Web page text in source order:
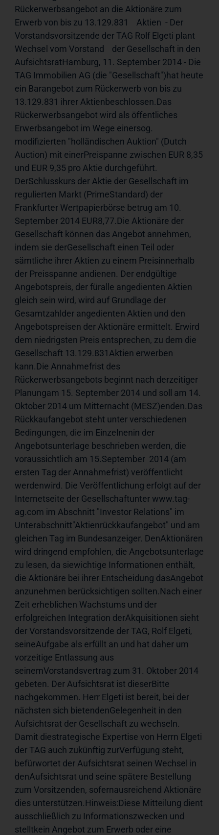
Rückerwerbsangebot an die Aktionäre zum
Erwerb von bis zu 13.129.831    Aktien  - Der
Vorstandsvorsitzende der TAG Rolf Elgeti plant
Wechsel vom Vorstand    der Gesellschaft in den
AufsichtsratHamburg, 11. September 2014 - Die
TAG Immobilien AG (die "Gesellschaft")hat heute
ein Barangebot zum Rückerwerb von bis zu
13.129.831 ihrer Aktienbeschlossen.Das
Rückerwerbsangebot wird als öffentliches
Erwerbsangebot im Wege einersog.
modifizierten "holländischen Auktion" (Dutch
Auction) mit einerPreispanne zwischen EUR 8,35
und EUR 9,35 pro Aktie durchgeführt.
DerSchlusskurs der Aktie der Gesellschaft im
regulierten Markt (PrimeStandard) der
Frankfurter Wertpapierbörse betrug am 10.
September 2014 EUR8,77.Die Aktionäre der
Gesellschaft können das Angebot annehmen,
indem sie derGesellschaft einen Teil oder
sämtliche ihrer Aktien zu einem Preisinnerhalb
der Preisspanne andienen. Der endgültige
Angebotspreis, der füralle angedienten Aktien
gleich sein wird, wird auf Grundlage der
Gesamtzahlder angedienten Aktien und den
Angebotspreisen der Aktionäre ermittelt. Erwird
dem niedrigsten Preis entsprechen, zu dem die
Gesellschaft 13.129.831Aktien erwerben
kann.Die Annahmefrist des
Rückerwerbsangebots beginnt nach derzeitiger
Planungam 15. September 2014 und soll am 14.
Oktober 2014 um Mitternacht (MESZ)enden.Das
Rückkaufangebot steht unter verschiedenen
Bedingungen, die im Einzelnenin der
Angebotsunterlage beschrieben werden, die
voraussichtlich am 15.September  2014 (am
ersten Tag der Annahmefrist) veröffentlicht
werdenwird. Die Veröffentlichung erfolgt auf der
Internetseite der Gesellschaftunter www.tag-
ag.com im Abschnitt "Investor Relations" im
Unterabschnitt"Aktienrückkaufangebot" und am
gleichen Tag im Bundesanzeiger. DenAktionären
wird dringend empfohlen, die Angebotsunterlage
zu lesen, da siewichtige Informationen enthält,
die Aktionäre bei ihrer Entscheidung dasAngebot
anzunehmen berücksichtigen sollten.Nach einer
Zeit erheblichen Wachstums und der
erfolgreichen Integration derAkquisitionen sieht
der Vorstandsvorsitzende der TAG, Rolf Elgeti,
seineAufgabe als erfüllt an und hat daher um
vorzeitige Entlassung aus
seinemVorstandsvertrag zum 31. Oktober 2014
gebeten. Der Aufsichtsrat ist dieserBitte
nachgekommen. Herr Elgeti ist bereit, bei der
nächsten sich bietendenGelegenheit in den
Aufsichtsrat der Gesellschaft zu wechseln.
Damit diestrategische Expertise von Herrn Elgeti
der TAG auch zukünftig zurVerfügung steht,
befürwortet der Aufsichtsrat seinen Wechsel in
denAufsichtsrat und seine spätere Bestellung
zum Vorsitzenden, sofernausreichend Aktionäre
dies unterstützen.Hinweis:Diese Mitteilung dient
ausschließlich zu Informationszwecken und
stelltkein Angebot zum Erwerb oder eine